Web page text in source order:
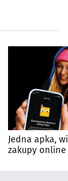
Jedna apka,
zakupy online